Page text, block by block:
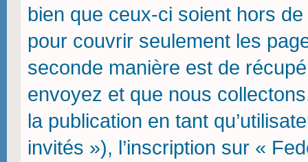
bien que ceux-ci soient hors
pour couvrir seulement les
seconde manière est de
envoyez et que nous
la publication en tant
invités »), l’inscription sur «